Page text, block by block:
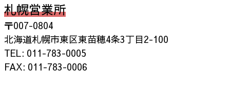
札幌営業所
〒007-0804
北海道札幌市東区東苗穂4条3丁目2-100
TEL: 011-783-0005
FAX: 011-783-0006